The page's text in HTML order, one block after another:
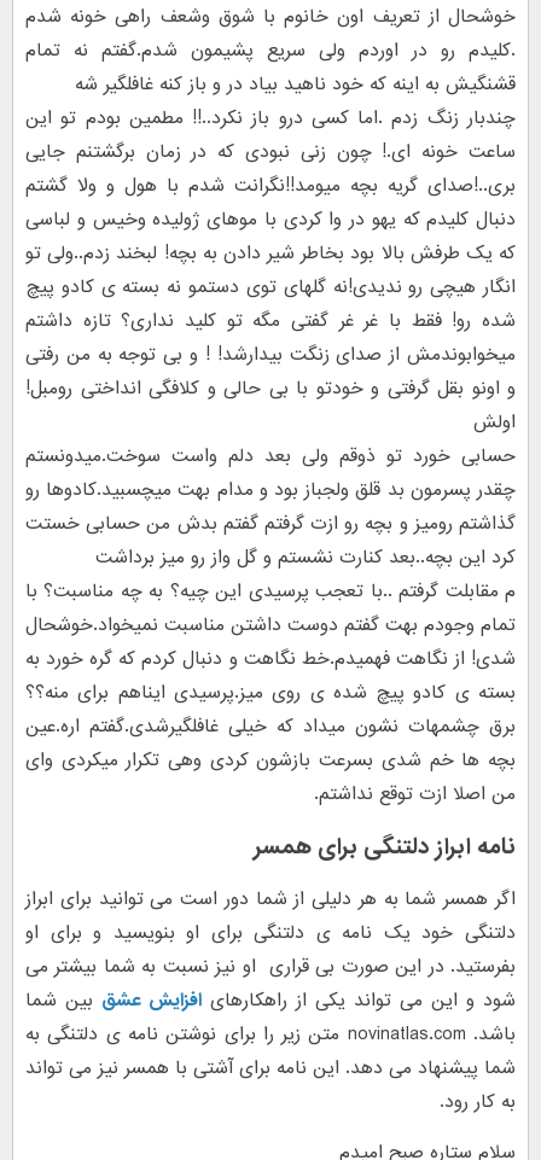
خوشحال از تعریف اون خانوم با شوق وشعف راهی خونه شدم
.کلیدم رو در اوردم ولی سریع پشیمون شدم.گفتم نه تمام
قشنگیش به اینه که خود ناهید بیاد در و باز کنه غافلگیر شه
چندبار زنگ زدم .اما کسی درو باز نکرد..!! مطمین بودم تو این
ساعت خونه ای.! چون زنی نبودی که در زمان برگشتنم جایی
بری..!صدای گریه بچه میومد!!نگرانت شدم با هول و ولا گشتم
دنبال کلیدم که یهو در وا کردی با موهای ژولیده وخیس و لباسی
که یک طرفش بالا بود بخاطر شیر دادن به بچه! لبخند زدم..ولی تو
انگار هیچی رو ندیدی!نه گلهای توی دستمو نه بسته ی کادو پیچ
شده رو! فقط با غر غر گفتی مگه تو کلید نداری؟ تازه داشتم
میخوابوندمش از صدای زنگت بیدارشد! ! و بی توجه به من رفتی
و اونو بقل گرفتی و خودتو با بی حالی و کلافگی انداختی رومبل!
اولش
حسابی خورد تو ذوقم ولی بعد دلم واست سوخت.میدونستم
چقدر پسرمون بد قلق ولجباز بود و مدام بهت میچسبید.کادوها رو
گذاشتم رومیز و بچه رو ازت گرفتم گفتم بدش من حسابی خستت
کرد این بچه..بعد کنارت نشستم و گل واز رو میز برداشت
م مقابلت گرفتم ..با تعجب پرسیدی این چیه؟ به چه مناسبت؟ با
تمام وجودم بهت گفتم دوست داشتن مناسبت نمیخواد.خوشحال
شدی! از نگاهت فهمیدم.خط نگاهت و دنبال کردم که گره خورد به
بسته ی کادو پیچ شده ی روی میز.پرسیدی ایناهم برای منه؟؟
برق چشمهات نشون میداد که خیلی غافلگیرشدی.گفتم اره.عین
بچه ها خم شدی بسرعت بازشون کردی وهی تکرار میکردی وای
من اصلا ازت توقع نداشتم.
نامه ابراز دلتنگی برای همسر
اگر همسر شما به هر دلیلی از شما دور است می توانید برای ابراز
دلتنگی خود یک نامه ی دلتنگی برای او بنویسید و برای او
بفرستید. در این صورت بی قراری او نیز نسبت به شما بیشتر می
شود و این می تواند یکی از راهکارهای افزایش عشق بین شما
باشد. novinatlas.com متن زیر را برای نوشتن نامه ی دلتنگی به
شما پیشنهاد می دهد. این نامه برای آشتی با همسر نیز می تواند
به کار رود.
سلام ستاره صبح امیدم